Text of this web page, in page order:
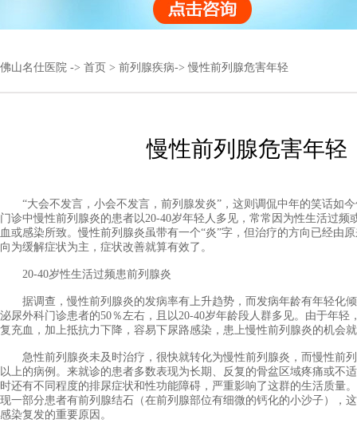
佛山名仕医院 -> 首页 > 前列腺疾病-> 慢性前列腺危害年轻
慢性前列腺危害年轻
“大会不发言，小会不发言，前列腺发炎”，这则调侃中年的笑话如今
门诊中慢性前列腺炎的患者以20-40岁年轻人多见，常常因为性生活过频
血或感染所致。慢性前列腺炎虽带有一个“炎”字，但治疗的方向已经由
向为缓解症状为主，症状改善就算有效了。
20-40岁性生活过频患前列腺炎
据调查，慢性前列腺炎的发病率有上升趋势，而发病年龄有年轻化
泌尿外科门诊患者的50％左右，且以20-40岁年龄段人群多见。由于年轻
复充血，加上抵抗力下降，容易下尿路感染，患上慢性前列腺炎的机会
急性前列腺炎未及时治疗，很快就转化为慢性前列腺炎，而慢性前列
以上的病例。来就诊的患者多数表现为长期、反复的骨盆区域疼痛或不
时还有不同程度的排尿症状和性功能障碍，严重影响了这群的生活质量
现一部分患者有前列腺结石（在前列腺部位有细微的钙化的小沙子），
感染复发的重要原因。